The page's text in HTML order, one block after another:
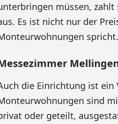
müssen, zahlt
Es ist nicht nur der
spricht.
die Einrichtung ist ein
sind
oder geteilt,